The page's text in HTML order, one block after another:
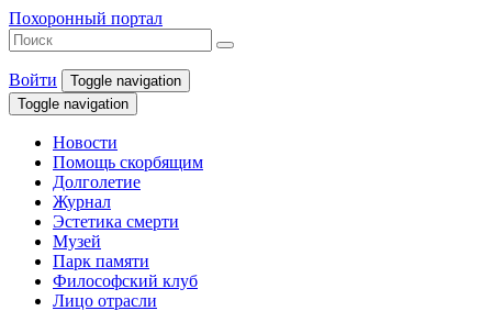
Похоронный портал
Войти
Toggle navigation
Toggle navigation
Новости
Помощь скорбящим
Долголетие
Журнал
Эстетика смерти
Музей
Парк памяти
Философский клуб
Лицо отрасли